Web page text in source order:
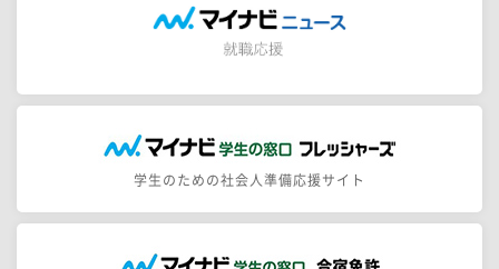
学生のための社会人準備応援サイト